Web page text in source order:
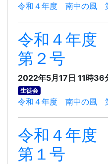
令和４年度 南中の風
令和４年
第２号
2022年5月17日 11時36
生徒会
令和４年度 南中の風
令和４年
第１号